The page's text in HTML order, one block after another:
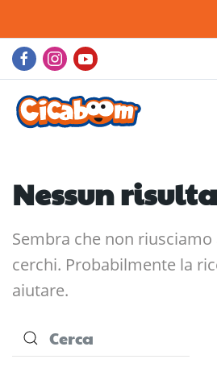
Nessun
Sembra che non
cerchi. Probabilmente la
aiutare.